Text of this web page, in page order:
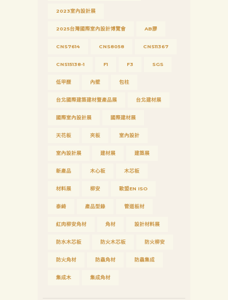
2023室內設計展
2025台灣國際室內設計博覽會 AB膠
CNS7614 CNS8058 CNS11367
CNS15138-1 F1 F3 SGS
低甲醛 內壁 包柱
台北國際建築建材暨產品展 台北建材展
國際室內設計展 國際建材展
天花板 夾板 室內設計
室內設計展 建材展 建築展
新產品 木心板 木芯板
材料展 柳安 歐盟EN ISO
泰綺 產品型錄 管道板材
紅肉柳安角材 角材 設計材料展
防水木芯板 防火木芯板 防火柳安
防火角材 防蟲角材 防蟲集成
集成木 集成角材